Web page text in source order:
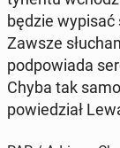
będzie wypisać
Zawsze
pod­powia­da
Chyba tak
powiedzi­ał